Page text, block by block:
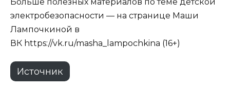
электробезопасности — на странице Маши
Лампочкиной в
ВК https://vk.ru/masha_lampochkina (16+)
Источник